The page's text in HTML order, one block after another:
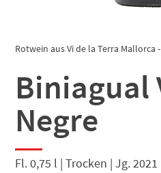
Rotwein aus Vi de la Terra Mallorca
Biniagual
Negre
Fl. 0,75 l | Trocken | Jg.